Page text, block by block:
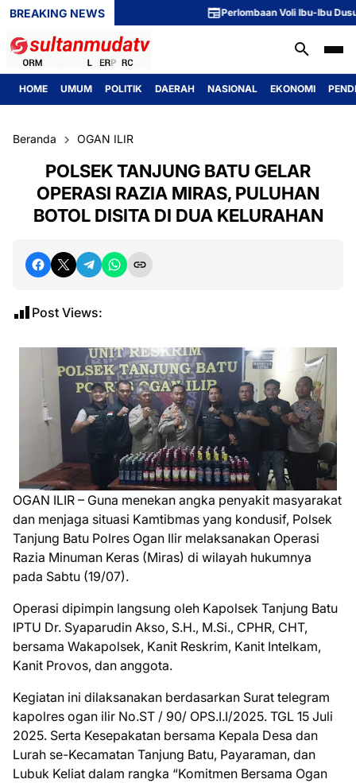
BREAKING NEWS Perlombaan Voli Ibu-Ibu Dusun 1
HOME UMUM POLITIK DAERAH NASIONAL EKONOMI
Beranda OGAN ILIR
POLSEK TANJUNG BATU GELAR
OPERASI RAZIA MIRAS, PULUHAN
BOTOL DISITA DI DUA KELURAHAN
Post Views:
OGAN ILIR – Guna menekan angka penyakit masyarakat
dan menjaga situasi Kamtibmas yang kondusif, Polsek
Tanjung Batu Polres Ogan Ilir melaksanakan Operasi
Razia Minuman Keras (Miras) di wilayah hukumnya
pada Sabtu (19/07).
Operasi dipimpin langsung oleh Kapolsek Tanjung Batu
IPTU Dr. Syaparudin Akso, S.H., M.Si., CPHR, CHT,
bersama Wakapolsek, Kanit Reskrim, Kanit Intelkam,
Kanit Provos, dan anggota.
Kegiatan ini dilaksanakan berdasarkan Surat telegram
kapolres ogan ilir No.ST / 90/ OPS.I.I/2025. TGL 15 Juli
2025. Serta Kesepakatan bersama Kepala Desa dan
Lurah se-Kecamatan Tanjung Batu, Payaraman, dan
Lubuk Keliat dalam rangka “Komitmen Bersama Ogan